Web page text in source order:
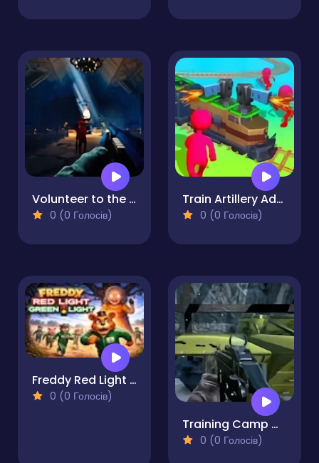
Volunteer to the Darkness
0 (0 Голосів)
Train Artillery Adventure
0 (0 Голосів)
Freddy Red Light Green Light
0 (0 Голосів)
Training Camp Challenges
0 (0 Голосів)